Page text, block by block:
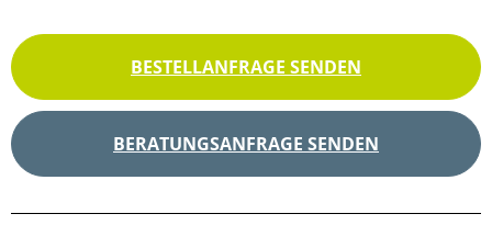
BESTELLANFRAGE SENDEN
BERATUNGSANFRAGE SENDEN